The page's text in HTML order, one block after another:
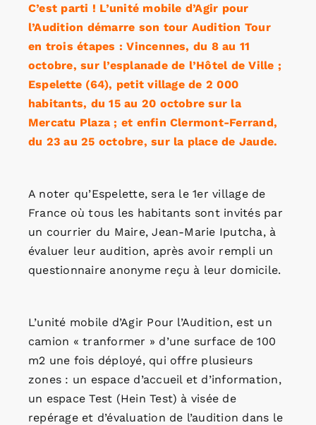
C’est parti ! L’unité mobile d’Agir pour
l’Audition démarre son tour Audition Tour
en trois étapes : Vincennes, du 8 au 11
octobre, sur l’esplanade de l’Hôtel de Ville ;
Espelette (64), petit village de 2 000
habitants, du 15 au 20 octobre sur la
Mercatu Plaza ; et enfin Clermont-Ferrand,
du 23 au 25 octobre, sur la place de Jaude.
A noter qu’Espelette, sera le 1er village de
France où tous les habitants sont invités par
un courrier du Maire, Jean-Marie Iputcha, à
évaluer leur audition, après avoir rempli un
questionnaire anonyme reçu à leur domicile.
L’unité mobile d’Agir Pour l’Audition, est un
camion « tranformer » d’une surface de 100
m2 une fois déployé, qui offre plusieurs
zones : un espace d’accueil et d’information,
un espace Test (Hein Test) à visée de
repérage et d’évaluation de l’audition dans le